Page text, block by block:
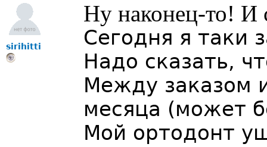
sirihitti
Ну наконец-то! И
Сегодня я таки
Надо сказать,
Между заказом
месяца (может
Мой ортодонт